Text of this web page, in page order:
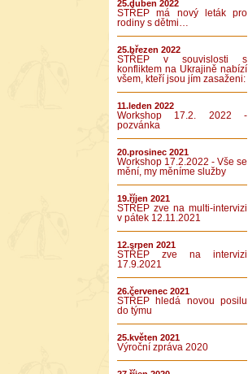
25.duben 2022
STŘEP má nový leták pro
rodiny s dětmi…
25.březen 2022
STŘEP v souvislosti s
konfliktem na Ukrajině nabízí
všem, kteří jsou jím zasaženi:
11.leden 2022
Workshop 17.2. 2022 -
pozvánka
20.prosinec 2021
Workshop 17.2.2022 - Vše se
mění, my měníme služby
19.říjen 2021
STŘEP zve na multi-intervizi
v pátek 12.11.2021
12.srpen 2021
STŘEP zve na intervizi
17.9.2021
26.červenec 2021
STŘEP hledá novou posilu
do týmu
25.květen 2021
Výroční zpráva 2020